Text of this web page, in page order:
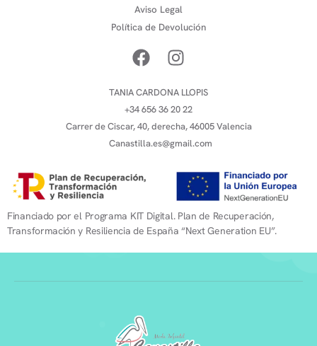
Aviso Legal
Política de Devolución
TANIA CARDONA LLOPIS
+34 656 36 20 22
Carrer de Ciscar, 40, derecha, 46005 Valencia
Canastilla.es@gmail.com
Financiado por el Programa KIT Digital. Plan de Recuperación,
Transformación y Resiliencia de España “Next Generation EU”.